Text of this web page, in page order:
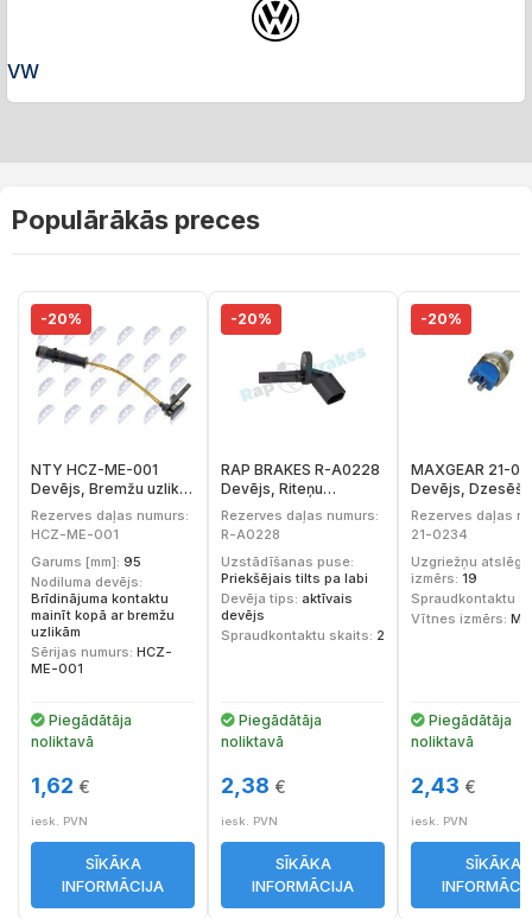
VW
Populārākās preces
-20%
NTY HCZ-ME-001
Devējs, Bremžu uzliku
nodilums
Rezerves daļas numurs:
HCZ-ME-001
Garums [mm]: 95
Nodiluma devējs:
Brīdinājuma kontaktu
mainīt kopā ar bremžu
uzlikām
Sērijas numurs: HCZ-
ME-001
Piegādātāja
noliktavā
1,62 €
iesk. PVN
SĪKĀKA
INFORMĀCIJA
-20%
RAP BRAKES R-A0228
Devējs, Riteņu
griešanās ātrums
Rezerves daļas numurs:
R-A0228
Uzstādīšanas puse:
Priekšējais tilts pa labi
Devēja tips: aktīvais
devējs
Spraudkontaktu skaits: 2
Piegādātāja
noliktavā
2,38 €
iesk. PVN
SĪKĀKA
INFORMĀCIJA
-20%
MAXGEAR 21-
Devējs,
šķidruma
Rezerves daļas
21-0234
Uzgriežņu
izmērs: 19
Spraudkontaktu
Vītnes izmērs:
Piegādātāja
noliktavā
2,43 €
iesk. PVN
SĪKĀKA